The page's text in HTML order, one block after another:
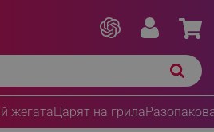
жегатаЦарят на грила